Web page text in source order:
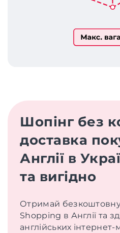
Шопінг без
доставка
Англії в
та вигідно
Отримай безкоштовну
Shopping в Англії та
англійських